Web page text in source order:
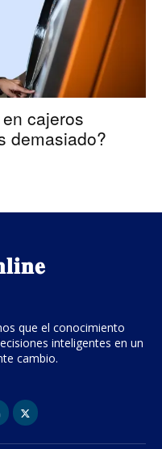
cajeros
demasiado?
que el conocimiento
inteligentes en un
cambio.